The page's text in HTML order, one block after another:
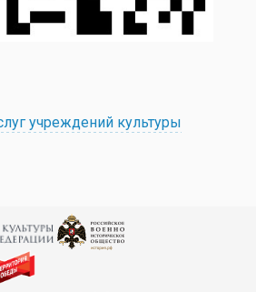
учреждений культуры